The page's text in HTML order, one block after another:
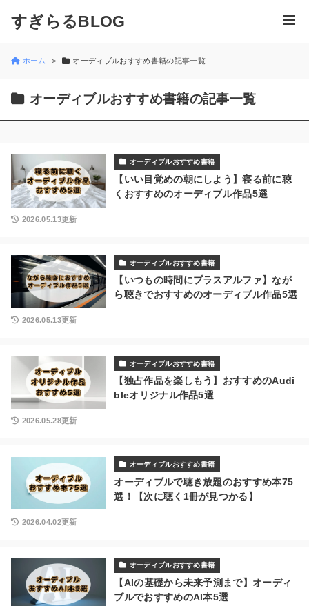
すぎらるBLOG
ホーム オーディブルおすすめ書籍の記事一覧
オーディブルおすすめ書籍の記事一覧
オーディブルおすすめ書籍
【いい目覚めの朝にしよう】寝る前に聴
くおすすめのオーディブル作品5選
2026.05.13更新
オーディブルおすすめ書籍
【いつもの時間にプラスアルファ】なが
ら聴きでおすすめのオーディブル作品5選
2026.05.13更新
オーディブルおすすめ書籍
【独占作品を楽しもう】おすすめのAudi
bleオリジナル作品5選
2026.05.28更新
オーディブルおすすめ書籍
オーディブルで聴き放題のおすすめ本75
選！【次に聴く1冊が見つかる】
2026.04.02更新
オーディブルおすすめ書籍
【AIの基礎から未来予測まで】オーディ
ブルでおすすめのAI本5選